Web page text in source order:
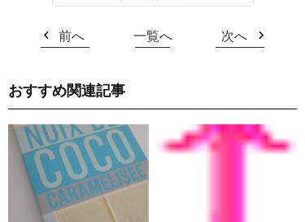
前へ 一覧へ 次へ
おすすめ関連記事